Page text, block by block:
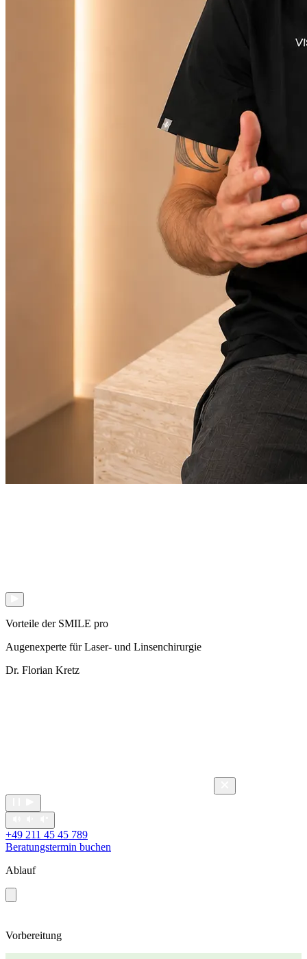
Vorteile der SMILE pro
Augenexperte für Laser- und Linsenchirurgie
Dr. Florian Kretz
+49 211 45 45 789
Beratungstermin buchen
Ablauf
Vorbereitung